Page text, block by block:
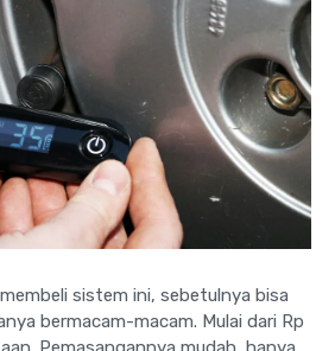
sistem ini, sebetulnya bisa
bermacam-macam. Mulai dari Rp